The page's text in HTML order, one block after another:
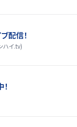
配信！
ハイ.tv)